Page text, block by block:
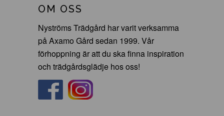
OM OSS
Nyströms Trädgård har varit verksamma
på Axamo Gård sedan 1999. Vår
förhoppning är att du ska finna inspiration
och trädgårdsglädje hos oss!